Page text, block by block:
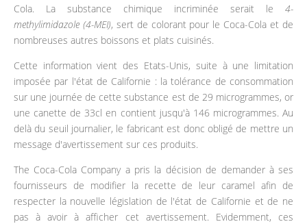
Cola. La substance chimique incriminée serait le4-
methylimidazole (4-MEI), sert de colorant pour le Coca-Cola et de
nombreuses autres boissons et plats cuisinés.
Cette information vient des Etats-Unis, suite à une limitation
imposée par l'état de Californie : la tolérance de consommation
sur une journée de cette substance est de 29 microgrammes, or
une canette de 33cl en contient jusqu'à 146 microgrammes. Au
delà du seuil journalier, le fabricant est donc obligé de mettre un
message d'avertissement sur ces produits.
The Coca-Cola Company a pris la décision de demander à ses
fournisseurs de modifier la recette de leur caramel afin de
respecter la nouvelle législation de l'état de Californie et de ne
pas à avoir à afficher cet avertissement. Evidemment, ces